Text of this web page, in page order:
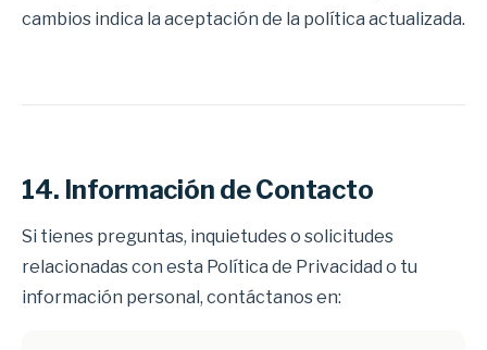
cambios indica la aceptación de la política actualizada.
14. Información de Contacto
Si tienes preguntas, inquietudes o solicitudes
relacionadas con esta Política de Privacidad o tu
información personal, contáctanos en: